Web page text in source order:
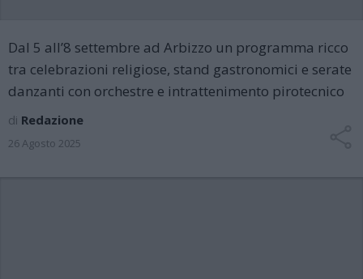
Dal 5 all’8 settembre ad Arbizzo un programma ricco
tra celebrazioni religiose, stand gastronomici e serate
danzanti con orchestre e intrattenimento pirotecnico
di Redazione
26 Agosto 2025